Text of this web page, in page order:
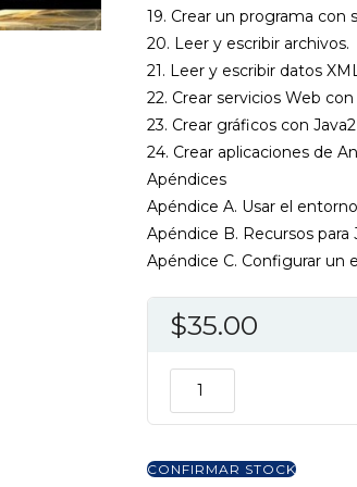
19. Crear un programa con
20. Leer y escribir archivos.
21. Leer y escribir datos
22. Crear servicios Web con
23. Crear gráficos con
24. Crear aplicaciones de
Apéndices
Apéndice A. Usar el
Apéndice B. Recursos para
Apéndice C. Configurar un
$35.00
PROGRAMACION
JAVA
cantidad
CONFIRMAR STOCK